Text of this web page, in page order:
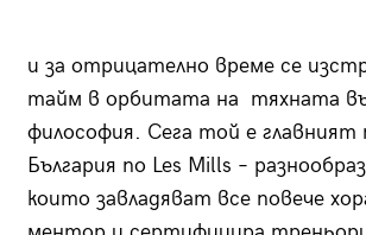
и за отрицателно време се
тайм в орбитата на тяхната
философия. Сега той e главният
България по Les Mills –
които завладяват все повече